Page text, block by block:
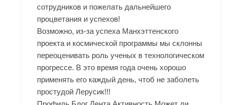
сотрудников и пожелать дальнейшего
процветания и успехов!
Возможно, из-за успеха Манхэттенского
проекта и космической программы мы склонны
переоценивать роль ученых в технологическом
прогрессе. В это время года очень хорошо
применять его каждый день, чтоб не заболеть
простудой Лерусик!!!